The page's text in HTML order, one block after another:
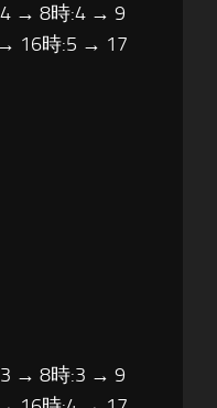
→ 8時:4 → 9
16時:5 → 17
→ 8時:3 → 9